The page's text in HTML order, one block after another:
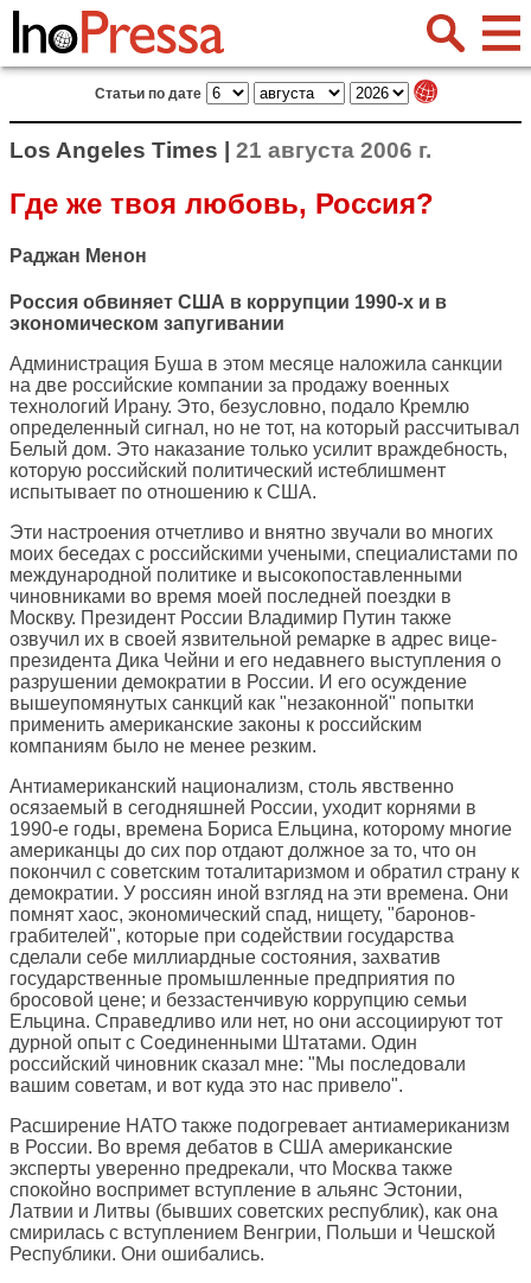
Статьи по дате
Los Angeles Times | 21 августа 2006 г.
Где же твоя любовь, Россия?
Раджан Менон
Россия обвиняет США в коррупции 1990-х и в
экономическом запугивании
Администрация Буша в этом месяце наложила санкции
на две российские компании за продажу военных
технологий Ирану. Это, безусловно, подало Кремлю
определенный сигнал, но не тот, на который рассчитывал
Белый дом. Это наказание только усилит враждебность,
которую российский политический истеблишмент
испытывает по отношению к США.
Эти настроения отчетливо и внятно звучали во многих
моих беседах с российскими учеными, специалистами по
международной политике и высокопоставленными
чиновниками во время моей последней поездки в
Москву. Президент России Владимир Путин также
озвучил их в своей язвительной ремарке в адрес вице-
президента Дика Чейни и его недавнего выступления о
разрушении демократии в России. И его осуждение
вышеупомянутых санкций как "незаконной" попытки
применить американские законы к российским
компаниям было не менее резким.
Антиамериканский национализм, столь явственно
осязаемый в сегодняшней России, уходит корнями в
1990-е годы, времена Бориса Ельцина, которому многие
американцы до сих пор отдают должное за то, что он
покончил с советским тоталитаризмом и обратил страну к
демократии. У россиян иной взгляд на эти времена. Они
помнят хаос, экономический спад, нищету, "баронов-
грабителей", которые при содействии государства
сделали себе миллиардные состояния, захватив
государственные промышленные предприятия по
бросовой цене; и беззастенчивую коррупцию семьи
Ельцина. Справедливо или нет, но они ассоциируют тот
дурной опыт с Соединенными Штатами. Один
российский чиновник сказал мне: "Мы последовали
вашим советам, и вот куда это нас привело".
Расширение НАТО также подогревает антиамериканизм
в России. Во время дебатов в США американские
эксперты уверенно предрекали, что Москва также
спокойно воспримет вступление в альянс Эстонии,
Латвии и Литвы (бывших советских республик), как она
смирилась с вступлением Венгрии, Польши и Чешской
Республики. Они ошибались.